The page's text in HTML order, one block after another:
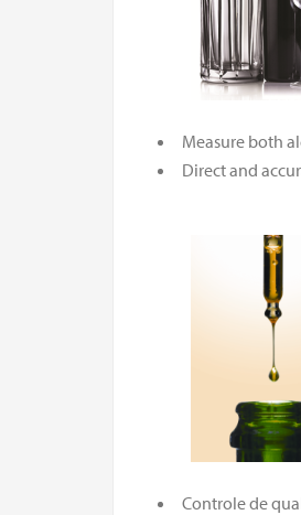
Measure both
Direct and
Controle de